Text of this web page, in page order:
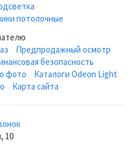
потолочные
Предпродажный осмотр
безопасность
фото
Каталоги Odeon Light
Карта сайта
10